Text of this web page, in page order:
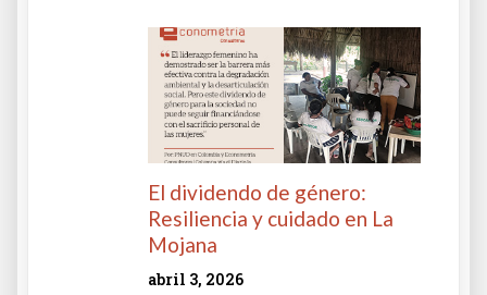
El dividendo de género:
Resiliencia y cuidado en La
Mojana
abril 3, 2026